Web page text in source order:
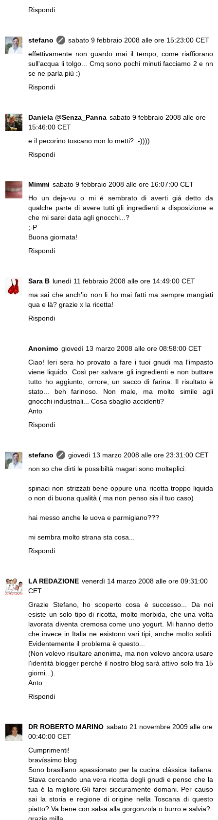
Rispondi
stefano
sabato 9 febbraio 2008 alle ore 15:23:00 CET
effettivamente non guardo mai il tempo, come riaffiorano
sull'acqua li tolgo... Cmq sono pochi minuti facciamo 2 e nn
se ne parla più :)
Rispondi
Daniela @Senza_Panna sabato 9 febbraio 2008 alle ore
15:46:00 CET
e il pecorino toscano non lo metti? :-))))
Rispondi
Mimmi sabato 9 febbraio 2008 alle ore 16:07:00 CET
Ho un deja-vu o mi é sembrato di averti giá detto da
qualche parte di avere tutti gli ingredienti a disposizione e
che mi sarei data agli gnocchi...?
;-P
Buona giornata!
Rispondi
Sara B lunedì 11 febbraio 2008 alle ore 14:49:00 CET
ma sai che anch'io non li ho mai fatti ma sempre mangiati
qua e là? grazie x la ricetta!
Rispondi
Anonimo giovedì 13 marzo 2008 alle ore 08:58:00 CET
Ciao! Ieri sera ho provato a fare i tuoi gnudi ma l'impasto
viene liquido. Così per salvare gli ingredienti e non buttare
tutto ho aggiunto, orrore, un sacco di farina. Il risultato è
stato... beh farinoso. Non male, ma molto simile agli
gnocchi industriali... Cosa sbaglio accidenti?
Anto
Rispondi
stefano
giovedì 13 marzo 2008 alle ore 23:31:00 CET
non so che dirti le possibiltà magari sono molteplici:
spinaci non strizzati bene oppure una ricotta troppo liquida
o non di buona qualità ( ma non penso sia il tuo caso)
hai messo anche le uova e parmigiano???
mi sembra molto strana sta cosa...
Rispondi
LA REDAZIONE venerdì 14 marzo 2008 alle ore 09:31:00
CET
Grazie Stefano, ho scoperto cosa è successo... Da noi
esiste un solo tipo di ricotta, molto morbida, che una volta
lavorata diventa cremosa come uno yogurt. Mi hanno detto
che invece in Italia ne esistono vari tipi, anche molto solidi.
Evidentemente il problema è questo...
(Non volevo risultare anonima, ma non volevo ancora usare
l'identità blogger perché il nostro blog sarà attivo solo fra 15
giorni...).
Anto
Rispondi
DR ROBERTO MARINO sabato 21 novembre 2009 alle ore
00:40:00 CET
Cumprimenti!
bravíssimo blog
Sono brasiliano apassionato per la cucina clássica italiana.
Stava cercando una vera ricetta degli gnudi e penso che la
tua é la migliore.Gli farei siccuramente domani. Per causo
sai la storia e regione di origine nella Toscana di questo
piatto? Va bene con salsa alla gorgonzola o burro e salvia?